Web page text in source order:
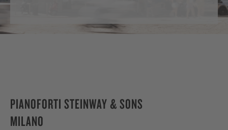
PIANOFORTI STEINWAY & SONS
MILANO